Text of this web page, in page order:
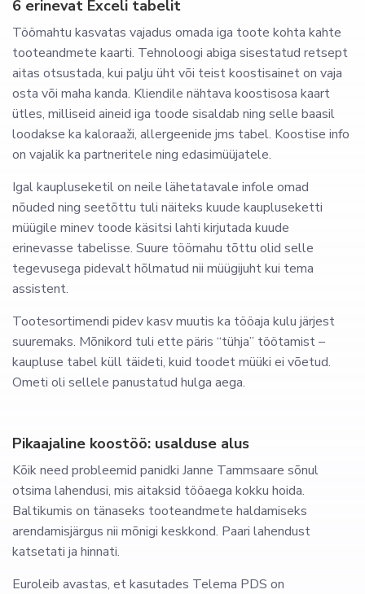
6 erinevat Exceli tabelit
Töömahtu kasvatas vajadus omada iga toote kohta kahte
tooteandmete kaarti. Tehnoloogi abiga sisestatud retsept
aitas otsustada, kui palju üht või teist koostisainet on vaja
osta või maha kanda. Kliendile nähtava koostisosa kaart
ütles, milliseid aineid iga toode sisaldab ning selle baasil
loodakse ka kaloraaži, allergeenide jms tabel. Koostise info
on vajalik ka partneritele ning edasimüüjatele.
Igal kaupluseketil on neile lähetatavale infole omad
nõuded ning seetõttu tuli näiteks kuude kaupluseketti
müügile minev toode käsitsi lahti kirjutada kuude
erinevasse tabelisse. Suure töömahu tõttu olid selle
tegevusega pidevalt hõlmatud nii müügijuht kui tema
assistent.
Tootesortimendi pidev kasv muutis ka tööaja kulu järjest
suuremaks. Mõnikord tuli ette päris “tühja” töötamist –
kaupluse tabel küll täideti, kuid toodet müüki ei võetud.
Ometi oli sellele panustatud hulga aega.
Pikaajaline koostöö: usalduse alus
Kõik need probleemid panidki Janne Tammsaare sõnul
otsima lahendusi, mis aitaksid tööaega kokku hoida.
Baltikumis on tänaseks tooteandmete haldamiseks
arendamisjärgus nii mõnigi keskkond. Paari lahendust
katsetati ja hinnati.
Euroleib avastas, et kasutades Telema PDS on